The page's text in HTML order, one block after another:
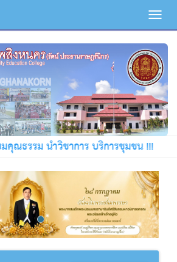
ำวิชาการ บริการชุมชน !!!